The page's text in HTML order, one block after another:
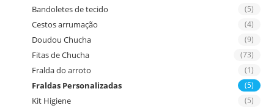
Bandoletes de tecido (5)
Cestos arrumação (4)
Doudou Chucha (9)
Fitas de Chucha (73)
Fralda do arroto (1)
Fraldas Personalizadas (5)
Kit Higiene (5)